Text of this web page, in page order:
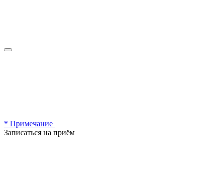
* Примечание
Записаться на приём